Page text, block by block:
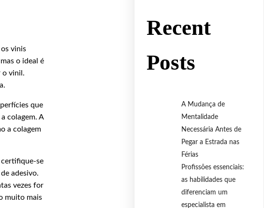
vinis
o ideal é
o vinil.
que
colagem. A
a colagem
certifique-se
adesivo.
vezes for
muito mais
Recent
Posts
A Mudança de
Mentalidade
Necessária Antes de
Pegar a Estrada nas
Férias
Profissões essenciais:
as habilidades que
diferenciam um
especialista em